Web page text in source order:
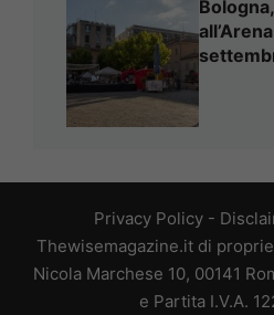
Privacy Policy-
Thewisemagazine.it di
Nicola Marchese 10, 00141
e Partita I.V.A.